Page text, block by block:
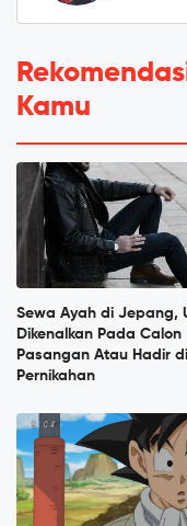
Kamu
Sewa Ayah di Jepang,
Dikenalkan Pada Calon
Pasangan Atau Hadir di
Pernikahan